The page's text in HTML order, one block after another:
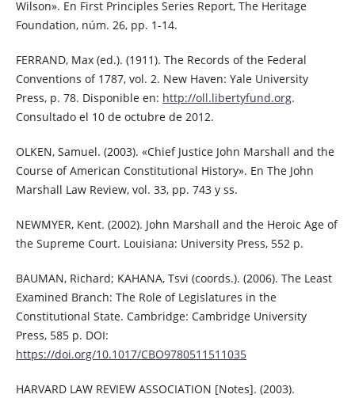
Wilson». En First Principles Series Report, The Heritage
Foundation, núm. 26, pp. 1-14.
FERRAND, Max (ed.). (1911). The Records of the Federal
Conventions of 1787, vol. 2. New Haven: Yale University
Press, p. 78. Disponible en: http://oll.libertyfund.org.
Consultado el 10 de octubre de 2012.
OLKEN, Samuel. (2003). «Chief Justice John Marshall and the
Course of American Constitutional History». En The John
Marshall Law Review, vol. 33, pp. 743 y ss.
NEWMYER, Kent. (2002). John Marshall and the Heroic Age of
the Supreme Court. Louisiana: University Press, 552 p.
BAUMAN, Richard; KAHANA, Tsvi (coords.). (2006). The Least
Examined Branch: The Role of Legislatures in the
Constitutional State. Cambridge: Cambridge University
Press, 585 p. DOI:
https://doi.org/10.1017/CBO9780511511035
HARVARD LAW REVIEW ASSOCIATION [Notes]. (2003).